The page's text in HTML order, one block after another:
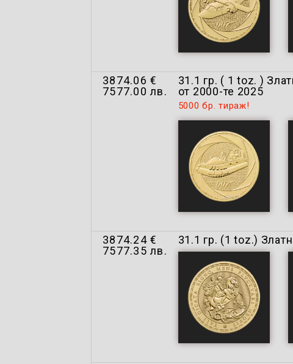
3874.06 €
7577.00 лв.
31.1 гр. ( 1 toz. )
от 2000-те 2025
5000 бр. тираж!
3874.24 €
7577.35 лв.
31.1 гр. (1 toz.)